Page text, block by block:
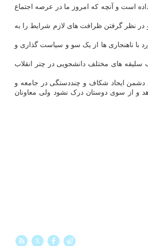
است و آنچه که امروز ما در عرصه اجتماع
در نظر گرفتن ظرافت های لازم شرایط را به
با ناهنجاری ها از یک سو و سیاست گذاری و
سلیقه های مختلف دانشجویی در چتر انقلاب
دشمن ایجاد شکاف و چنددستگی در جامعه و
و از سوی دوستان درک نشود ولی معاونان
X